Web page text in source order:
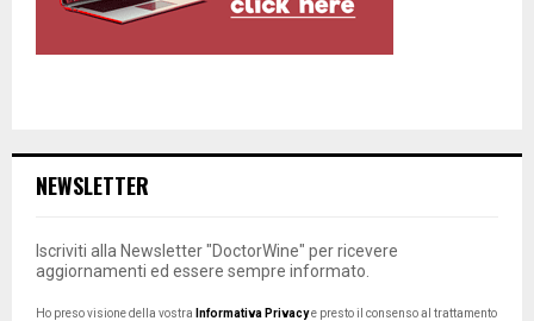
NEWSLETTER
Iscriviti alla Newsletter "DoctorWine" per ricevere
aggiornamenti ed essere sempre informato.
Ho preso visione della vostra Informativa Privacye presto il consenso al trattamento